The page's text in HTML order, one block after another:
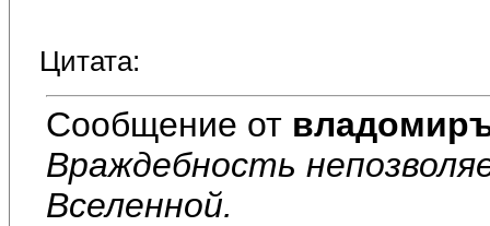
Цитата:
Сообщение от
Враждебность
Вселенной.